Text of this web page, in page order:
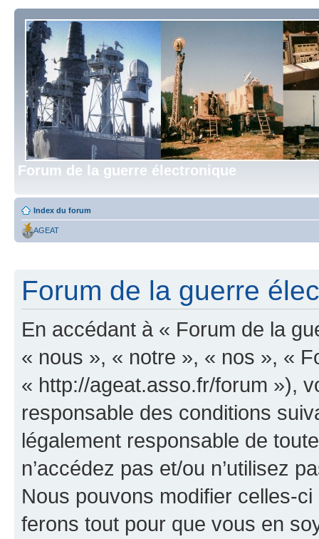
Forum de la guerre électronique
Index du forum
AGEAT
Forum de la guerre
En accédant à « Forum de la
« nous », « notre », « nos », «
« http://ageat.asso.fr/forum »),
responsable des conditions
légalement responsable de
n’accédez pas et/ou n’utilisez
Nous pouvons modifier celles-
ferons tout pour que vous en